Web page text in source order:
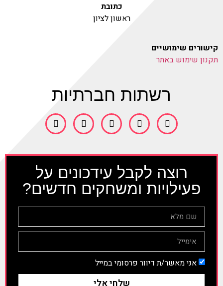
רוצה לקבל עידכונים על
פעילויות ומשחקים חדשים?
אני מאשר/ת דיוור פרסומי במייל
רשתות חברתיות
כתובת
ראשון לציון
קישורים שימושיים
תקנון שימוש באתר